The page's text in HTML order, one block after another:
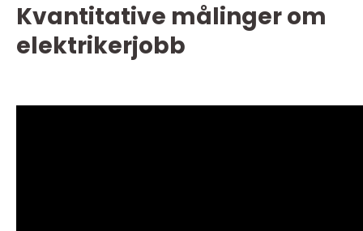
Kvantitative målinger om
elektrikerjobb